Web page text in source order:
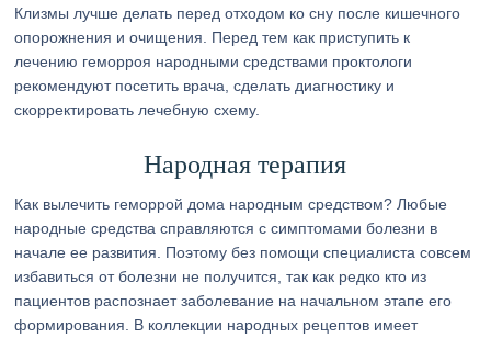
Клизмы лучше делать перед отходом ко сну после кишечного
опорожнения и очищения. Перед тем как приступить к
лечению геморроя народными средствами проктологи
рекомендуют посетить врача, сделать диагностику и
скорректировать лечебную схему.
Народная терапия
Как вылечить геморрой дома народным средством? Любые
народные средства справляются с симптомами болезни в
начале ее развития. Поэтому без помощи специалиста совсем
избавиться от болезни не получится, так как редко кто из
пациентов распознает заболевание на начальном этапе его
формирования. В коллекции народных рецептов имеет